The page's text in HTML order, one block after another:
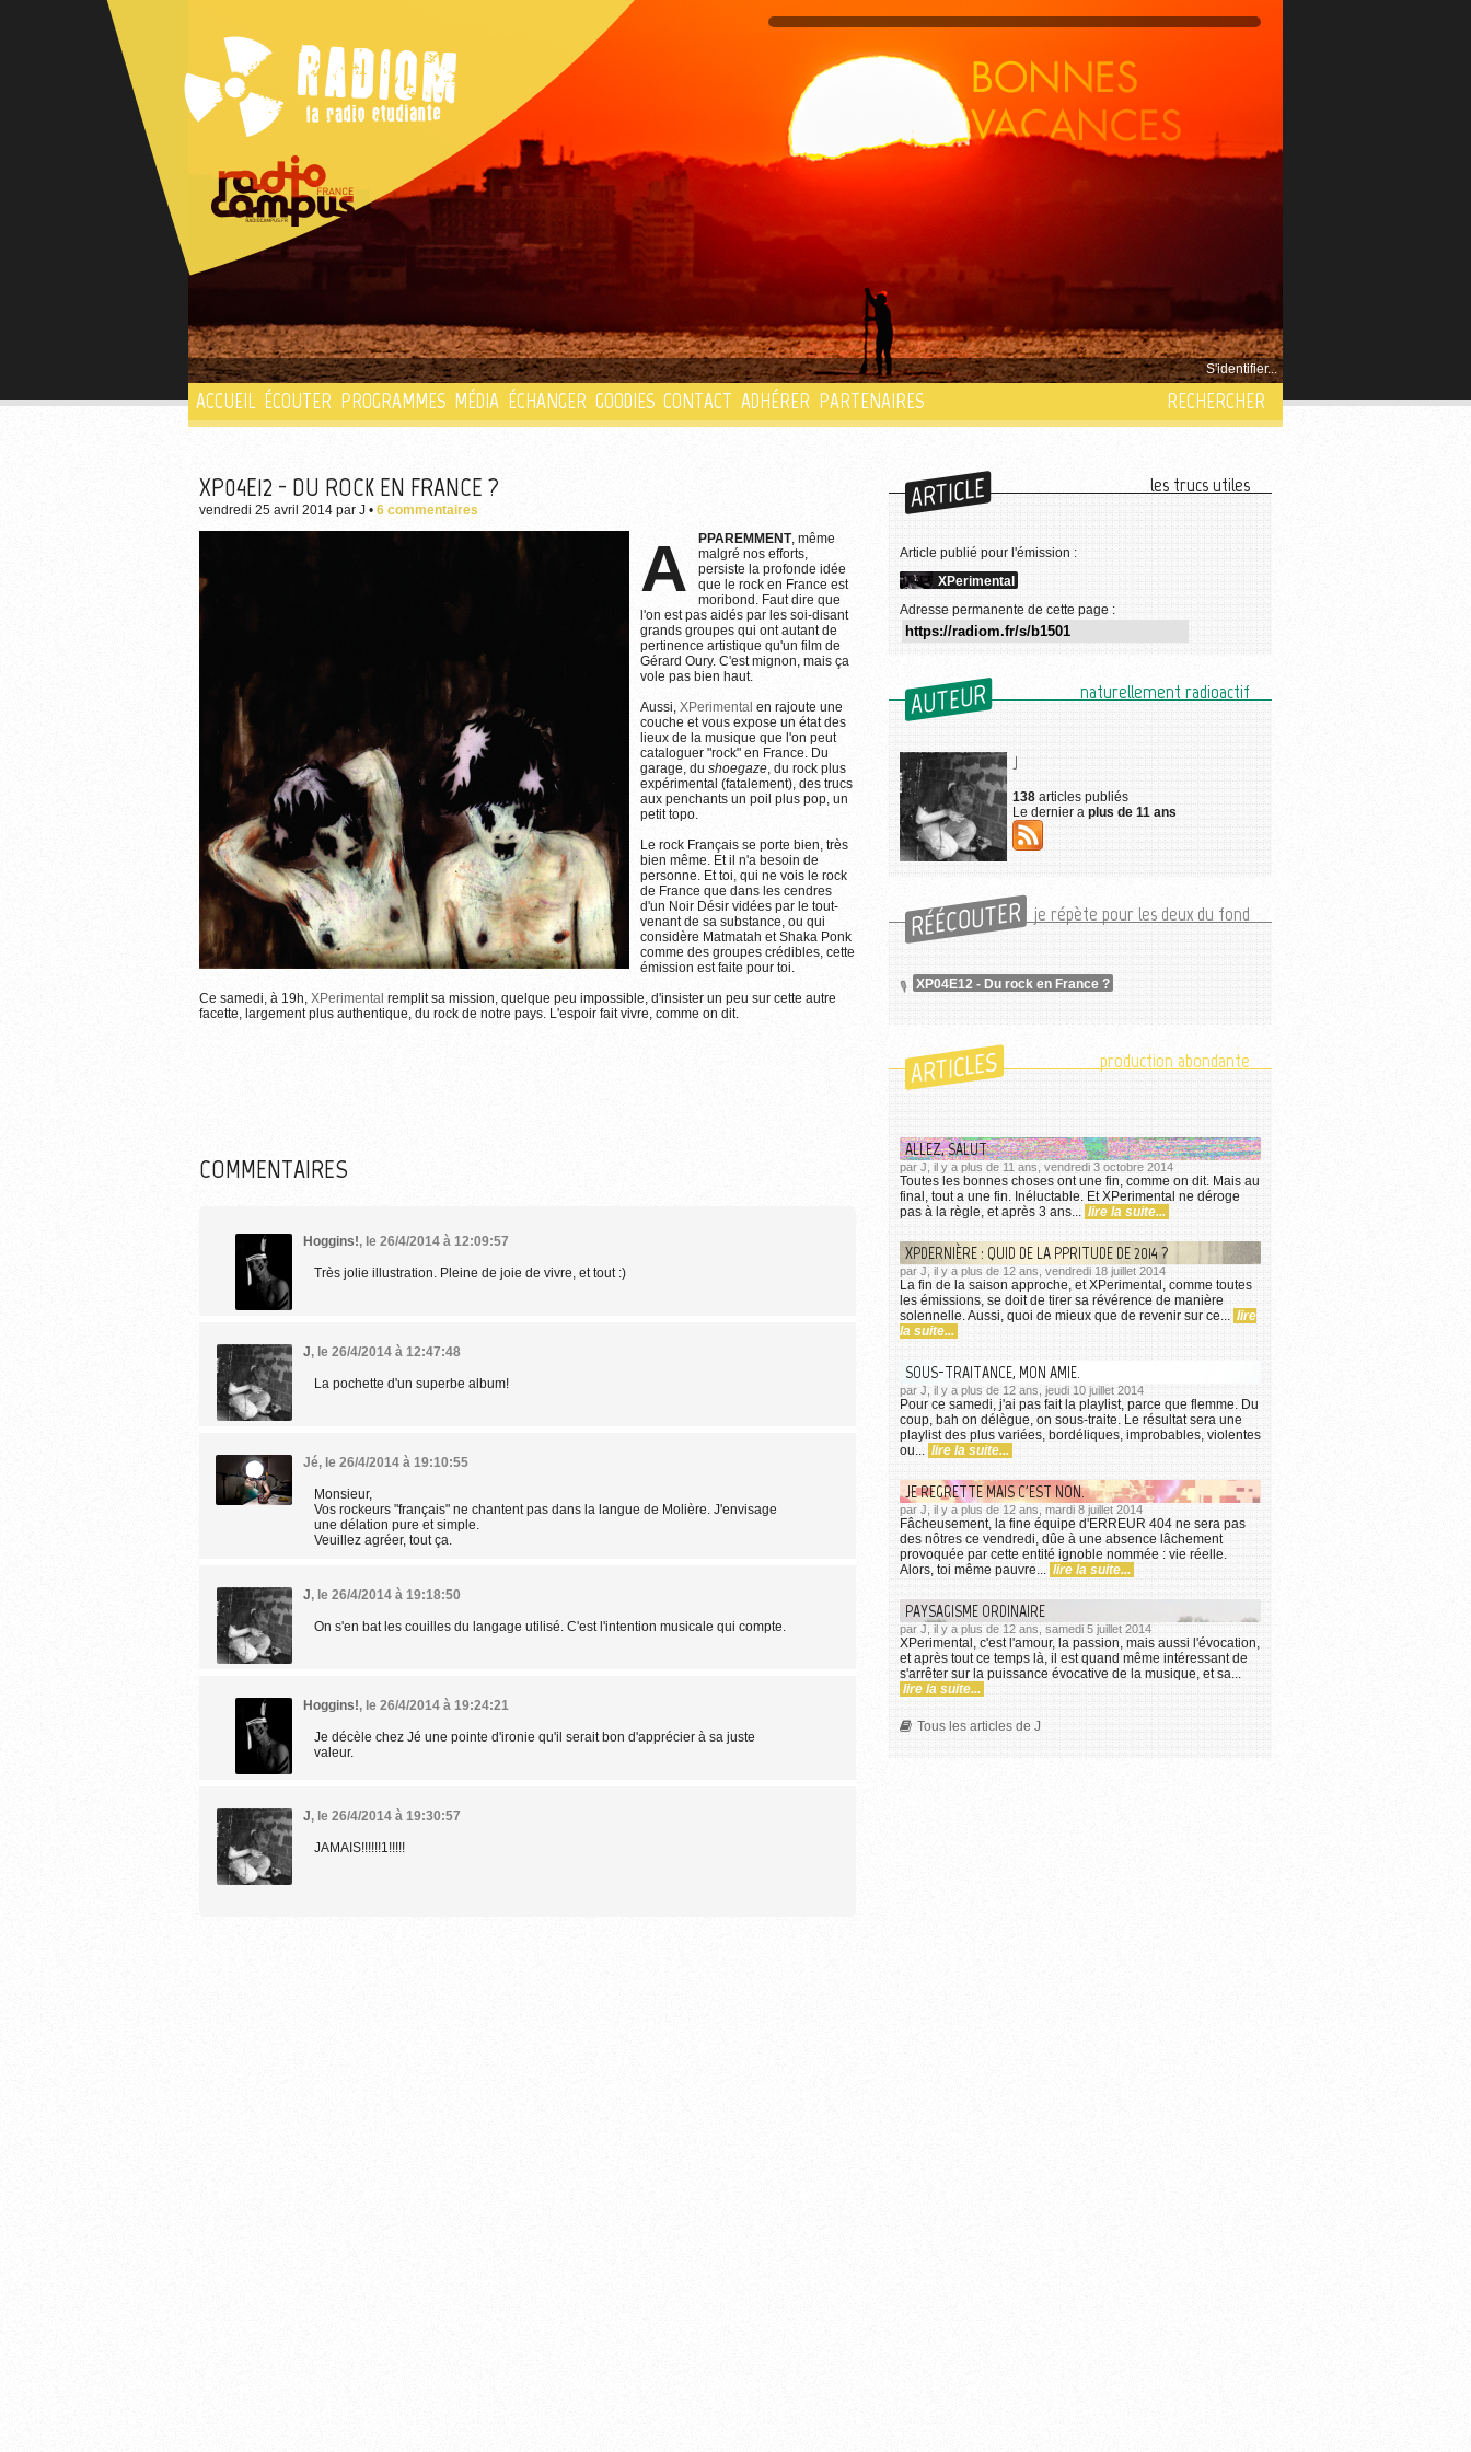
S'identifier...
ACCUEIL ÉCOUTER PROGRAMMES MÉDIA ÉCHANGER GOODIES CONTACT ADHÉRER PARTENAIRES RECHERCHER
XP04E12 - DU ROCK EN FRANCE ?
vendredi 25 avril 2014 par J • 6 commentaires
Plus d'informations sur l'utilisation des images...
APPAREMMENT, même
malgré nos efforts,
persiste la profonde idée
que le rock en France est
moribond. Faut dire que
l'on est pas aidés par les soi-disant
grands groupes qui ont autant de
pertinence artistique qu'un film de
Gérard Oury. C'est mignon, mais ça
vole pas bien haut.
Aussi, XPerimental en rajoute une
couche et vous expose un état des
lieux de la musique que l'on peut
cataloguer "rock" en France. Du
garage, du shoegaze, du rock plus
expérimental (fatalement), des trucs
aux penchants un poil plus pop, un
petit topo.
Le rock Français se porte bien, très
bien même. Et il n'a besoin de
personne. Et toi, qui ne vois le rock
de France que dans les cendres
d'un Noir Désir vidées par le tout-
venant de sa substance, ou qui
considère Matmatah et Shaka Ponk
comme des groupes crédibles, cette
émission est faite pour toi.
Ce samedi, à 19h, XPerimental remplit sa mission, quelque peu impossible, d'insister un peu sur cette autre
facette, largement plus authentique, du rock de notre pays. L'espoir fait vivre, comme on dit.
COMMENTAIRES
Hoggins!, le 26/4/2014 à 12:09:57
Très jolie illustration. Pleine de joie de vivre, et tout :)
J, le 26/4/2014 à 12:47:48
La pochette d'un superbe album!
Jé, le 26/4/2014 à 19:10:55
Monsieur,
Vos rockeurs "français" ne chantent pas dans la langue de Molière. J'envisage
une délation pure et simple.
Veuillez agréer, tout ça.
J, le 26/4/2014 à 19:18:50
On s'en bat les couilles du langage utilisé. C'est l'intention musicale qui compte.
Hoggins!, le 26/4/2014 à 19:24:21
Je décèle chez Jé une pointe d'ironie qu'il serait bon d'apprécier à sa juste
valeur.
J, le 26/4/2014 à 19:30:57
JAMAIS!!!!!!1!!!!!
ARTICLE les trucs utiles
Article publié pour l'émission :
XPerimental
Adresse permanente de cette page :
AUTEUR naturellement radioactif
J
138 articles publiés
Le dernier a plus de 11 ans
RÉÉCOUTER je répète pour les deux du fond
XP04E12 - Du rock en France ?
ARTICLES production abondante
ALLEZ, SALUT
par J, il y a plus de 11 ans, vendredi 3 octobre 2014
Toutes les bonnes choses ont une fin, comme on dit. Mais au
final, tout a une fin. Inéluctable. Et XPerimental ne déroge
pas à la règle, et après 3 ans... lire la suite...
XPDERNIÈRE : QUID DE LA PPRITUDE DE 2014 ?
par J, il y a plus de 12 ans, vendredi 18 juillet 2014
La fin de la saison approche, et XPerimental, comme toutes
les émissions, se doit de tirer sa révérence de manière
solennelle. Aussi, quoi de mieux que de revenir sur ce... lire
la suite...
SOUS-TRAITANCE, MON AMIE.
par J, il y a plus de 12 ans, jeudi 10 juillet 2014
Pour ce samedi, j'ai pas fait la playlist, parce que flemme. Du
coup, bah on délègue, on sous-traite. Le résultat sera une
playlist des plus variées, bordéliques, improbables, violentes
ou... lire la suite...
JE REGRETTE MAIS C'EST NON.
par J, il y a plus de 12 ans, mardi 8 juillet 2014
Fâcheusement, la fine équipe d'ERREUR 404 ne sera pas
des nôtres ce vendredi, dûe à une absence lâchement
provoquée par cette entité ignoble nommée : vie réelle.
Alors, toi même pauvre... lire la suite...
PAYSAGISME ORDINAIRE
par J, il y a plus de 12 ans, samedi 5 juillet 2014
XPerimental, c'est l'amour, la passion, mais aussi l'évocation,
et après tout ce temps là, il est quand même intéressant de
s'arrêter sur la puissance évocative de la musique, et sa...
lire la suite...
Tous les articles de J